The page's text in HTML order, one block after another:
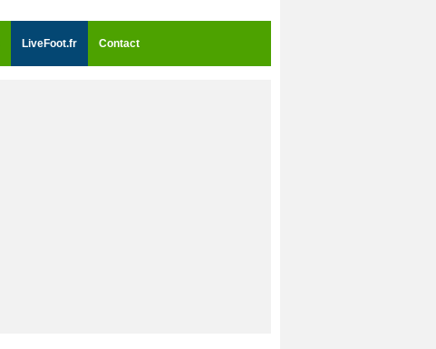
LiveFoot.fr Contact